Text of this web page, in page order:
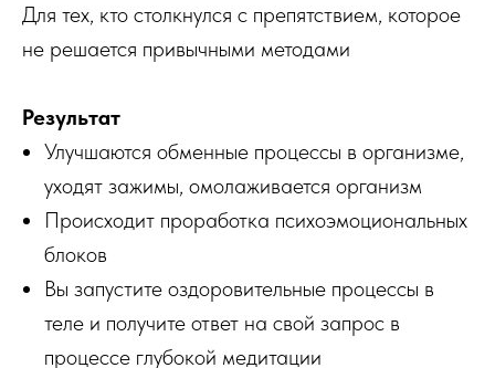
Для тех, кто столкнулся с препятствием, которое
не решается привычными методами
Результат
Улучшаются обменные процессы в организме,
уходят зажимы, омолаживается организм
Происходит проработка психоэмоциональных
блоков
Вы запустите оздоровительные процессы в
теле и получите ответ на свой запрос в
процессе глубокой медитации